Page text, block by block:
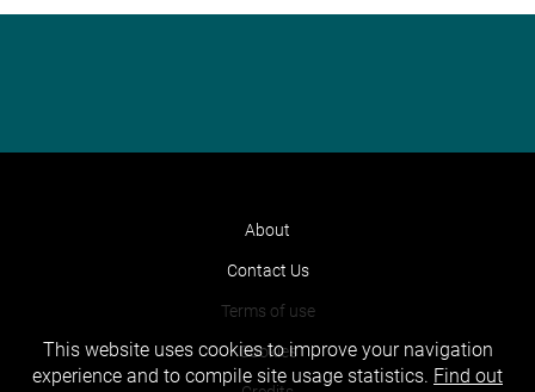
About
Contact Us
Terms of use
Cookies
This website uses cookies to improve your navigation
experience and to compile site usage statistics. Find out